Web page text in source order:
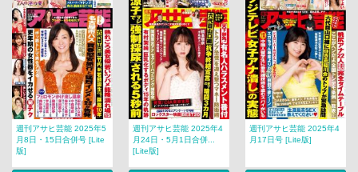
週刊アサヒ芸能 2025年5
月8日・15日合併号 [Lite
版]
週刊アサヒ芸能 2025年4
月24日・5月1日合併...
[Lite版]
週刊アサヒ芸能 2025年4
月17日号 [Lite版]